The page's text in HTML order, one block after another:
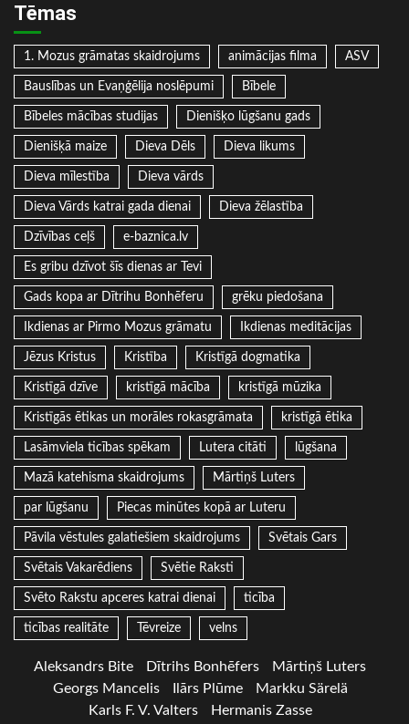
Tēmas
1. Mozus grāmatas skaidrojums animācijas filma ASV
Bauslības un Evaņģēlija noslēpumi Bībele
Bībeles mācības studijas Dienišķo lūgšanu gads
Dienišķā maize Dieva Dēls Dieva likums
Dieva mīlestība Dieva vārds
Dieva Vārds katrai gada dienai Dieva žēlastība
Dzīvības ceļš e-baznica.lv
Es gribu dzīvot šīs dienas ar Tevi
Gads kopa ar Dītrihu Bonhēferu grēku piedošana
Ikdienas ar Pirmo Mozus grāmatu Ikdienas meditācijas
Jēzus Kristus Kristība Kristīgā dogmatika
Kristīgā dzīve kristīgā mācība kristīgā mūzika
Kristīgās ētikas un morāles rokasgrāmata kristīgā ētika
Lasāmviela ticības spēkam Lutera citāti lūgšana
Mazā katehisma skaidrojums Mārtiņš Luters
par lūgšanu Piecas minūtes kopā ar Luteru
Pāvila vēstules galatiešiem skaidrojums Svētais Gars
Svētais Vakarēdiens Svētie Raksti
Svēto Rakstu apceres katrai dienai ticība
ticības realitāte Tēvreize velns
Aleksandrs Bite Dītrihs Bonhēfers
Mārtiņš Luters
Georgs Mancelis
Ilārs Plūme
Markku Särelä
Karls F. V. Valters
Hermanis Zasse